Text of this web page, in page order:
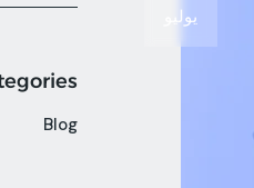
يوليو
Blog